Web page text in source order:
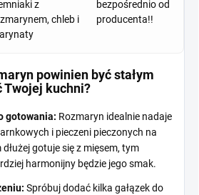
z
chleb i
bezpośrednio od
producenta!!
powinien być stałym
Twojej kuchni?
gotowania: Rozmaryn idealnie nadaje
i pieczeni pieczonych na
gotuje się z mięsem, tym
harmonijny będzie jego smak.
Spróbuj dodać kilka gałązek do